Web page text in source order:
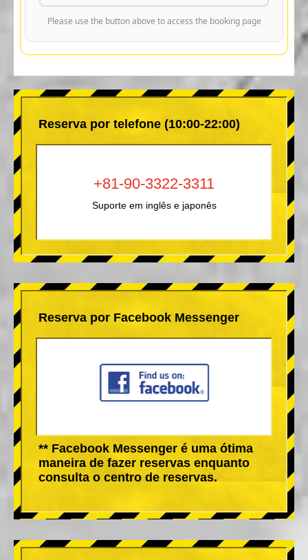
Please use the button above to access the booking page
Reserva por telefone (10:00-22:00)
+81-90-3322-3311
Suporte em inglês e japonês
Reserva por Facebook Messenger
** Facebook Messenger é uma ótima
maneira de fazer reservas enquanto
consulta o centro de reservas.